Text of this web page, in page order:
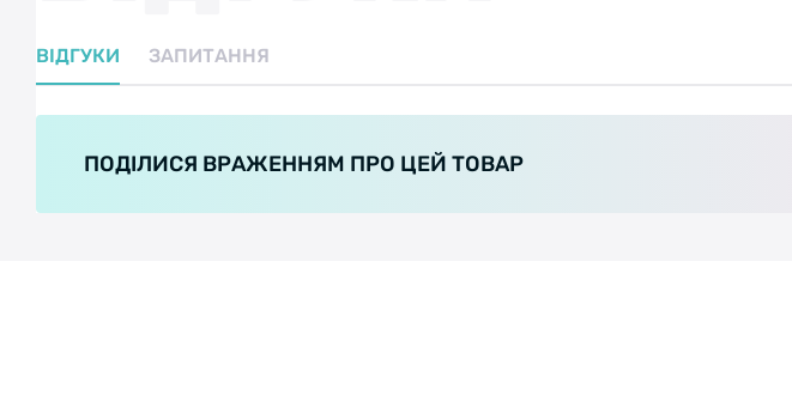
ВІДГУКИ ЗАПИТАННЯ
ПОДІЛИСЯ ВРАЖЕННЯМ ПРО ЦЕЙ ТОВАР